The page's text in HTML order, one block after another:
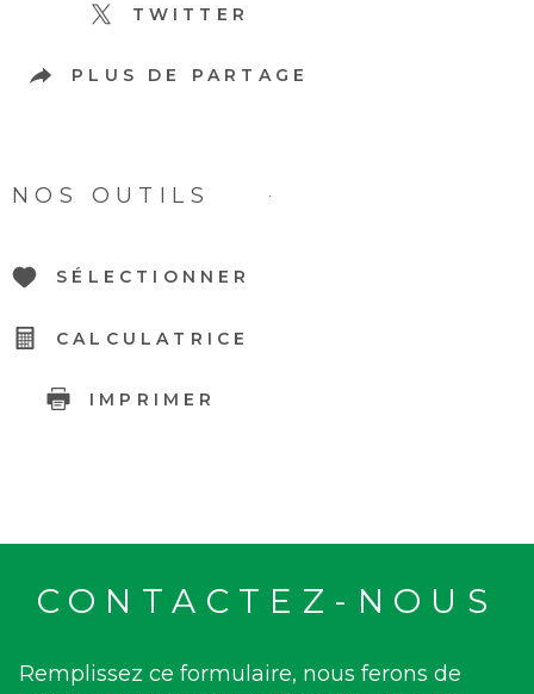
TWITTER
PLUS DE PARTAGE
NOS OUTILS
SÉLECTIONNER
CALCULATRICE
IMPRIMER
CONTACTEZ-NOUS
Remplissez ce formulaire, nous ferons de